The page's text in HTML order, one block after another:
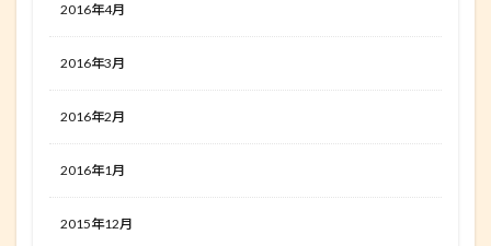
2016年4月
2016年3月
2016年2月
2016年1月
2015年12月